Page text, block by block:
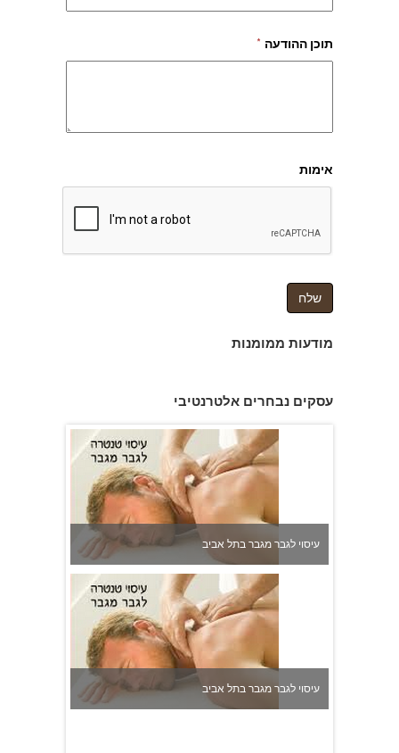
תוכן ההודעה *
אימות
מודעות ממומנות
עסקים נבחרים אלטרנטיבי
עיסוי לגבר מגבר בתל אביב
עיסוי לגבר מגבר בתל אביב
עיסוי לגבר מגבר בתל אביב